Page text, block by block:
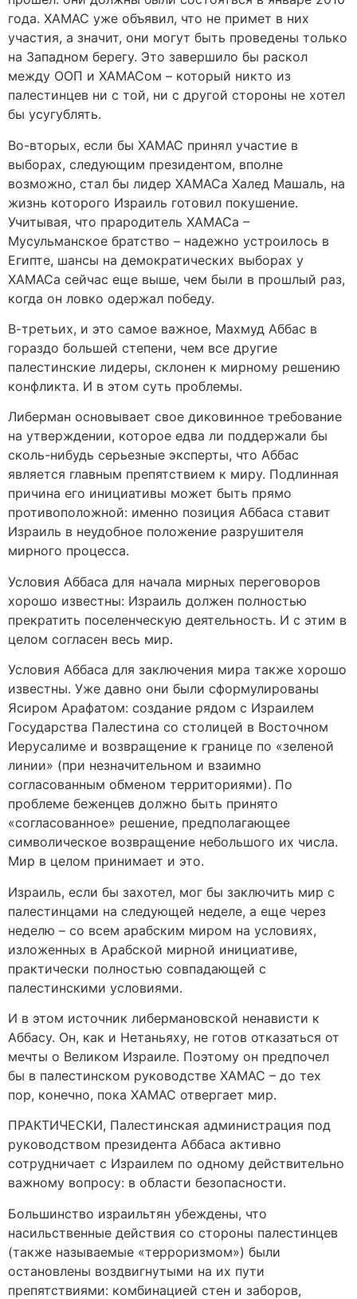
года. ХАМАС уже объявил, что не примет в них
участия, а значит, они могут быть проведены только
на Западном берегу. Это завершило бы раскол
между ООП и ХАМАСом – который никто из
палестинцев ни с той, ни с другой стороны не хотел
бы усугублять.
Во-вторых, если бы ХАМАС принял участие в
выборах, следующим президентом, вполне
возможно, стал бы лидер ХАМАСа Халед Машаль, на
жизнь которого Израиль готовил покушение.
Учитывая, что прародитель ХАМАСа –
Мусульманское братство – надежно устроилось в
Египте, шансы на демократических выборах у
ХАМАСа сейчас еще выше, чем были в прошлый раз,
когда он ловко одержал победу.
В-третьих, и это самое важное, Махмуд Аббас в
гораздо большей степени, чем все другие
палестинские лидеры, склонен к мирному решению
конфликта. И в этом суть проблемы.
Либерман основывает свое диковинное требование
на утверждении, которое едва ли поддержали бы
сколь-нибудь серьезные эксперты, что Аббас
является главным препятствием к миру. Подлинная
причина его инициативы может быть прямо
противоположной: именно позиция Аббаса ставит
Израиль в неудобное положение разрушителя
мирного процесса.
Условия Аббаса для начала мирных переговоров
хорошо известны: Израиль должен полностью
прекратить поселенческую деятельность. И с этим в
целом согласен весь мир.
Условия Аббаса для заключения мира также хорошо
известны. Уже давно они были сформулированы
Ясиром Арафатом: создание рядом с Израилем
Государства Палестина со столицей в Восточном
Иерусалиме и возвращение к границе по «зеленой
линии» (при незначительном и взаимно
согласованным обменом территориями). По
проблеме беженцев должно быть принято
«согласованное» решение, предполагающее
символическое возвращение небольшого их числа.
Мир в целом принимает и это.
Израиль, если бы захотел, мог бы заключить мир с
палестинцами на следующей неделе, а еще через
неделю – со всем арабским миром на условиях,
изложенных в Арабской мирной инициативе,
практически полностью совпадающей с
палестинскими условиями.
И в этом источник либермановской ненависти к
Аббасу. Он, как и Нетаньяху, не готов отказаться от
мечты о Великом Израиле. Поэтому он предпочел
бы в палестинском руководстве ХАМАС – до тех
пор, конечно, пока ХАМАС отвергает мир.
ПРАКТИЧЕСКИ, Палестинская администрация под
руководством президента Аббаса активно
сотрудничает с Израилем по одному действительно
важному вопросу: в области безопасности.
Большинство израильтян убеждены, что
насильственные действия со стороны палестинцев
(также называемые «терроризмом») были
остановлены воздвигнутыми на их пути
препятствиями: комбинацией стен и заборов,